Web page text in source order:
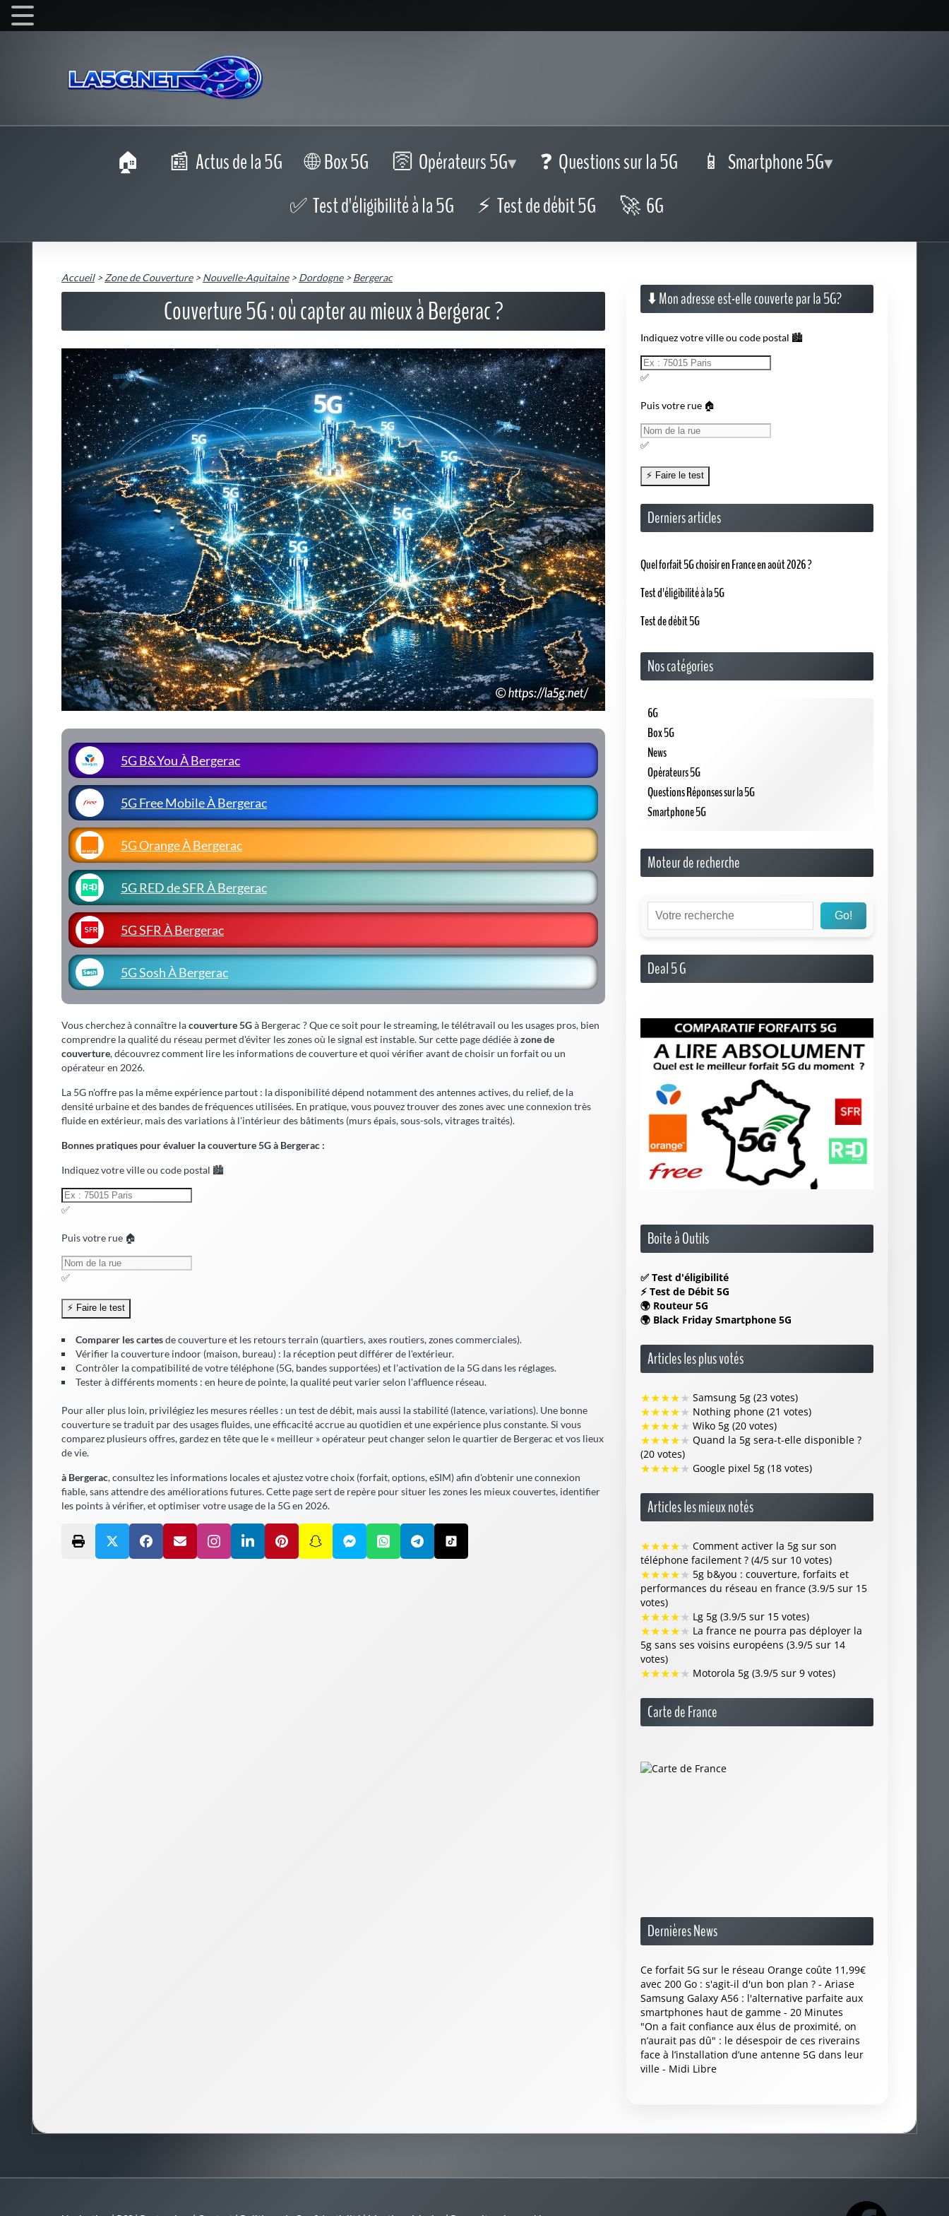
Actus de la 5G Box 5G Opérateurs 5G Questions sur la 5G
Smartphone 5G
Test d'éligibilité à la 5G
Test de débit 5G 6G
Accueil>Zone de Couverture>Nouvelle-Aquitaine>Dordogne>Bergerac
Couverture 5G : où capter au mieux à Bergerac ?
5G B&You À Bergerac
5G Free Mobile À Bergerac
5G Orange À Bergerac
5G RED de SFR À Bergerac
5G SFR À Bergerac
5G Sosh À Bergerac
Vous cherchez à connaître lacouverture 5Gà Bergerac ? Que ce soit pour le streaming, le télétravail ou les usages pros, bien
comprendre la qualité du réseau permet d'éviter les zones où le signal est instable. Sur cette page dédiée àzone de
couverture, découvrez comment lire les informations de couverture et quoi vérifier avant de choisir un forfait ou un
opérateur en 2026.
La 5G n'offre pas la même expérience partout : la disponibilité dépend notamment des antennes actives, du relief, de la
densité urbaine et des bandes de fréquences utilisées. En pratique, vous pouvez trouver des zones avec une connexion très
fluide en extérieur, mais des variations à l'intérieur des bâtiments (murs épais, sous-sols, vitrages traités).
Bonnes pratiques pour évaluer la couverture 5G à Bergerac :
Indiquez votre ville ou code postal 🏙️
✅
Puis votre rue 🏠
✅
Comparer les cartesde couverture et les retours terrain (quartiers, axes routiers, zones commerciales).
Vérifier lacouverture indoor (maison, bureau) : la réception peut différer de l'extérieur.
Contrôler la compatibilité de votre téléphone (5G, bandes supportées) et l'activation de la 5G dans les réglages.
Tester à différents moments : en heure de pointe, la qualité peut varier selon l'affluence réseau.
Pour aller plus loin, privilégiez les mesures réelles : un test de débit, mais aussi la stabilité (latence, variations). Une bonne
couverture se traduit par des usages fluides, uneefficacité accrueau quotidien et une expérience plus constante. Si vous
comparez plusieurs offres, gardez en tête que le « meilleur » opérateur peut changer selon le quartier de Bergerac et vos lieux
de vie.
à Bergerac, consultez les informations locales et ajustez votre choix (forfait, options, eSIM) afin d'obtenir une connexion
fiable,sans attendredes améliorations futures. Cette page sert de repère pour situer les zones les mieux couvertes, identifier
les points à vérifier, et optimiser votre usage de la 5G en 2026.
⬇️ Mon adresse est-elle couverte par la 5G?
Indiquez votre ville ou code postal 🏙️
✅
Puis votre rue 🏠
✅
Derniers articles
Quel forfait 5G choisir en France en août 2026 ?
Test d'éligibilité à la 5G
Test de débit 5G
Nos catégories
6G
Box 5G
News
Opérateurs 5G
Questions Réponses sur la 5G
Smartphone 5G
Moteur de recherche
Go!
Deal 5 G
Boite à Outils
✅ Test d'éligibilité
⚡ Test de Débit 5G
🌍 Routeur 5G
🌍 Black Friday Smartphone 5G
Articles les plus votés
★★★★★ Samsung 5g (23 votes)
★★★★★ Nothing phone (21 votes)
★★★★★ Wiko 5g (20 votes)
★★★★★ Quand la 5g sera-t-elle disponible ?
(20 votes)
★★★★★ Google pixel 5g (18 votes)
Articles les mieux notés
★★★★★ Comment activer la 5g sur son
téléphone facilement ? (4/5 sur 10 votes)
★★★★★ 5g b&you : couverture, forfaits et
performances du réseau en france (3.9/5 sur 15
votes)
★★★★★ Lg 5g (3.9/5 sur 15 votes)
★★★★★ La france ne pourra pas déployer la
5g sans ses voisins européens (3.9/5 sur 14
votes)
★★★★★ Motorola 5g (3.9/5 sur 9 votes)
Carte de France
Dernières News
Ce forfait 5G sur le réseau Orange coûte 11,99€
avec 200 Go : s'agit-il d'un bon plan ? - Ariase
Samsung Galaxy A56 : l'alternative parfaite aux
smartphones haut de gamme - 20 Minutes
"On a fait confiance aux élus de proximité, on
n’aurait pas dû" : le désespoir de ces riverains
face à l’installation d’une antenne 5G dans leur
ville - Midi Libre